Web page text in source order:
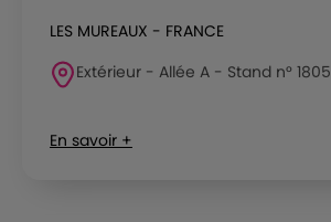
LES MUREAUX - FRANCE
Extérieur - Allée A - Stand n° 1805
En savoir +